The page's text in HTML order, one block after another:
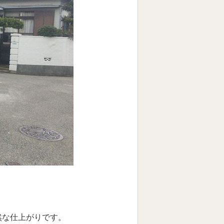
仕上がりです。